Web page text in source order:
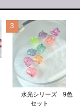
3
水光シリーズ 9色
セット